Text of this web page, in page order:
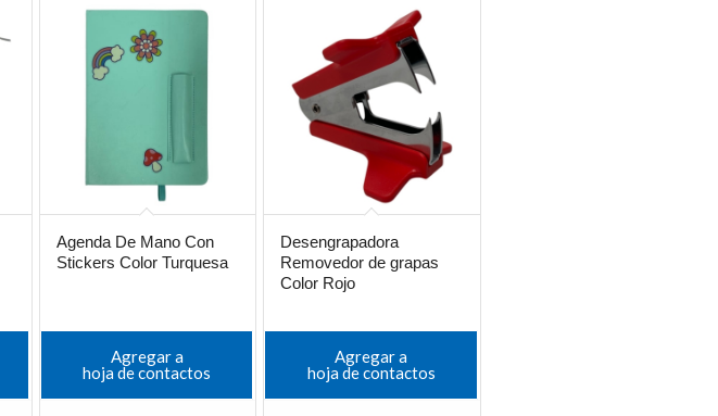
Agenda De Mano Con
Stickers Color Turquesa
Agregar a
hoja de contactos
Desengrapadora
Removedor de grapas
Color Rojo
Agregar a
hoja de contactos